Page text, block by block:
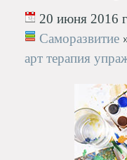
20 июня 2016
Саморазвитие
арт терапия